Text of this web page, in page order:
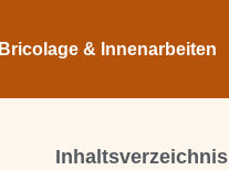
Bricolage & Innenarbeiten
Inhaltsverzeichnis